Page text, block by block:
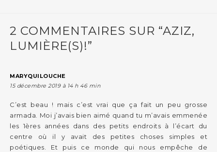
2 COMMENTAIRES SUR “AZIZ,
LUMIÈRE(S)!”
MARYQUILOUCHE
15 décembre 2019 à 14 h 46 min
C’est beau ! mais c’est vrai que ça fait un peu grosse
armada. Moi j’avais bien aimé quand tu m’avais emmenée
les 1ères années dans des petits endroits à l’écart du
centre où il y avait des petites choses simples et
poétiques. Et puis ce monde qui nous empêche de